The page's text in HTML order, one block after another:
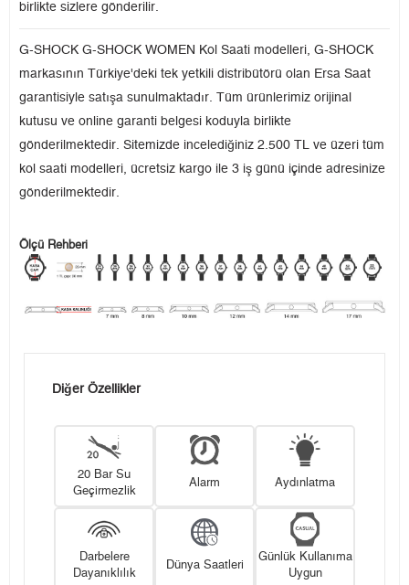
birlikte sizlere gönderilir.
G-SHOCK G-SHOCK WOMEN Kol Saati modelleri, G-SHOCK
markasının Türkiye'deki tek yetkili distribütörü olan Ersa Saat
garantisiyle satışa sunulmaktadır. Tüm ürünlerimiz orijinal
kutusu ve online garanti belgesi koduyla birlikte
gönderilmektedir. Sitemizde incelediğiniz 2.500 TL ve üzeri tüm
kol saati modelleri, ücretsiz kargo ile 3 iş günü içinde adresinize
gönderilmektedir.
Ölçü Rehberi
Diğer Özellikler
20 Bar Su
Geçirmezlik
Alarm Aydınlatma
Darbelere
Dayanıklılık
Dünya Saatleri
Günlük Kullanıma
Uygun